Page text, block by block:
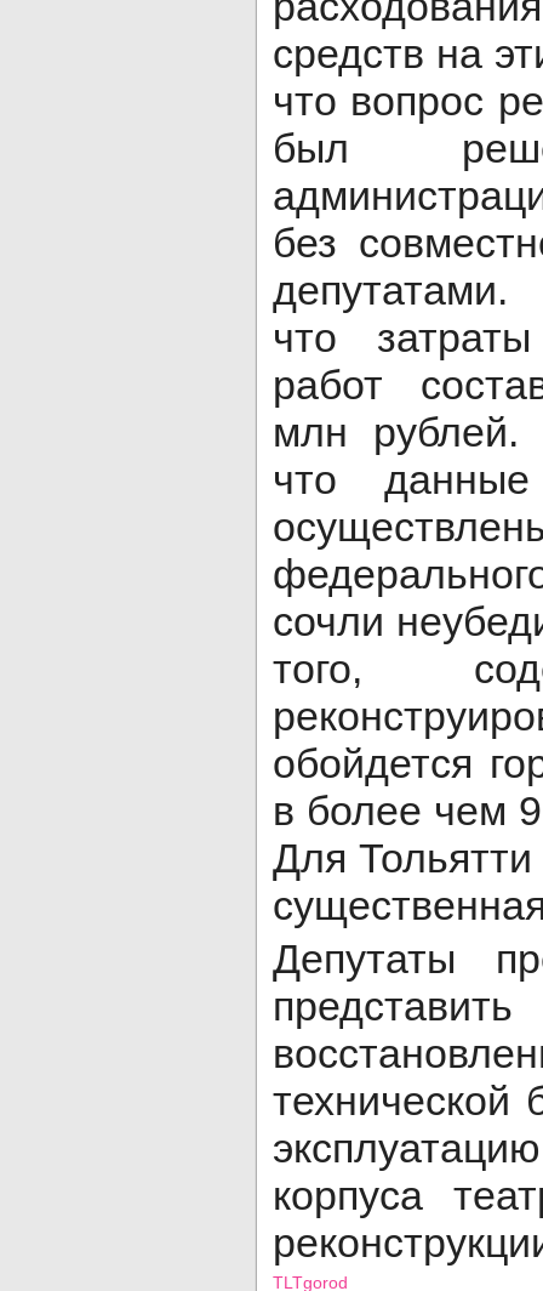
средств на
что вопрос
был
без
что
работ
млн
что
сочли
того,
обойдется
в более чем
Для
Депутаты
технической
корпуса
TLTgorod